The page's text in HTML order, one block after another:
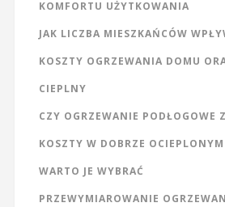
KOMFORTU UŻYTKOWANIA
JAK LICZBA MIESZKAŃCÓW
KOSZTY OGRZEWANIA DOMU
CIEPLNY
CZY OGRZEWANIE PODŁOGOWE
KOSZTY W DOBRZE
WARTO JE WYBRAĆ
PRZEWYMIAROWANIE